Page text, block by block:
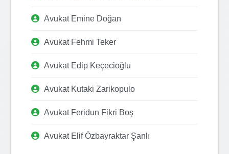
Avukat Emine Doğan
Avukat Fehmi Teker
Avukat Edip Keçecioğlu
Avukat Kutaki Zarikopulo
Avukat Feridun Fikri Boş
Avukat Elif Özbayraktar Şanlı